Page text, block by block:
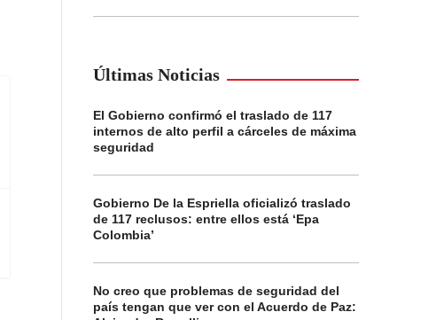
Últimas Noticias
El Gobierno confirmó el traslado de 117
internos de alto perfil a cárceles de máxima
seguridad
Gobierno De la Espriella oficializó traslado
de 117 reclusos: entre ellos está ‘Epa
Colombia’
No creo que problemas de seguridad del
país tengan que ver con el Acuerdo de Paz: